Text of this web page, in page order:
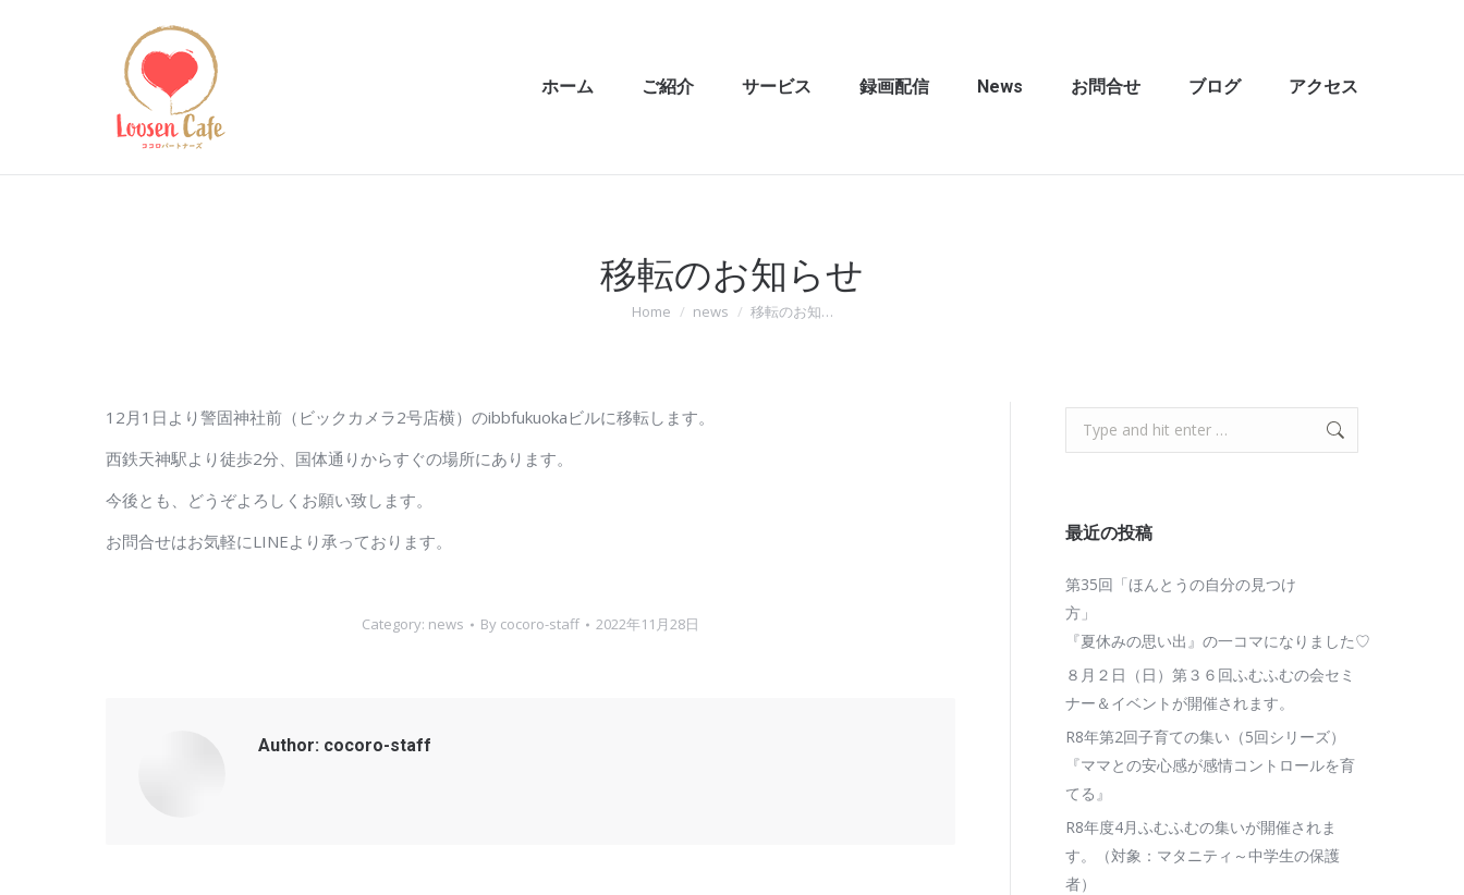
ホーム ご紹介 サービス 録画配信 News お問合せ ブログ アクセス
移転のお知らせ
You are here:
Home news 移転のお知…
12月1日より警固神社前（ビックカメラ2号店横）のibbfukuokaビルに移転します。
西鉄天神駅より徒歩2分、国体通りからすぐの場所にあります。
今後とも、どうぞよろしくお願い致します。
お問合せはお気軽にLINEより承っております。
Category: news By cocoro-staff 2022年11月28日
Author: cocoro-staff
Search:
最近の投稿
第35回「ほんとうの自分の見つけ
『夏休みの思い出』の一コマになりました♡
８月２日（日）第３６回ふむふむの会セミ
ナー＆イベントが開催されます。
R8年第2回子育ての集い（5回シリーズ）
『ママとの安心感が感情コントロールを育
てる』
R8年度4月ふむふむの集いが開催されま
す。（対象：マタニティ～中学生の保護
者）